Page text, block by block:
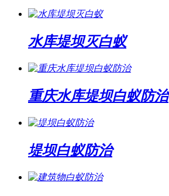
水库堤坝灭白蚁
重庆水库堤坝白蚁防治
堤坝白蚁防治